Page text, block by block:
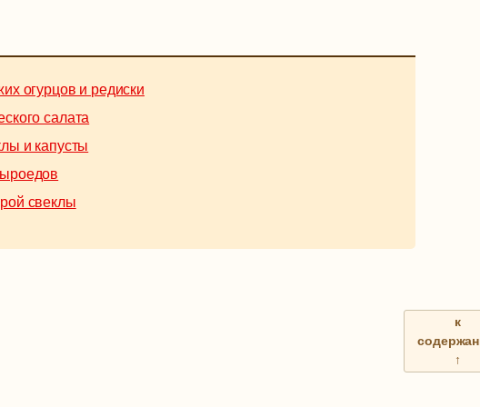
огурцов и редиски
салата
и капусты
свеклы
к
↑